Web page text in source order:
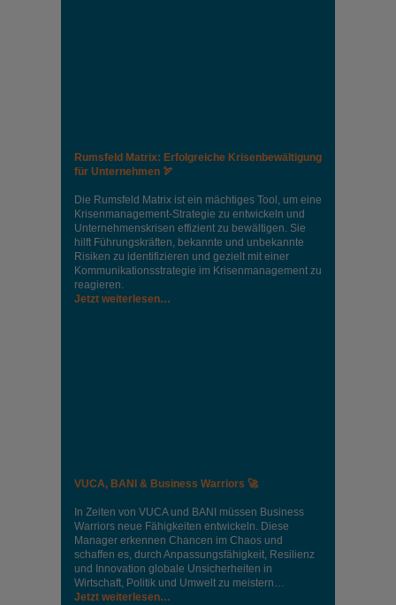
Rumsfeld Matrix: Erfolgreiche Krisenbewältigung
für Unternehmen 🏹
Die Rumsfeld Matrix ist ein mächtiges Tool, um eine
Krisenmanagement-Strategie zu entwickeln und
Unternehmenskrisen effizient zu bewältigen. Sie
hilft Führungskräften, bekannte und unbekannte
Risiken zu identifizieren und gezielt mit einer
Kommunikationsstrategie im Krisenmanagement zu
reagieren.
Jetzt weiterlesen…
VUCA, BANI & Business Warriors 🚀
In Zeiten von VUCA und BANI müssen Business
Warriors neue Fähigkeiten entwickeln. Diese
Manager erkennen Chancen im Chaos und
schaffen es, durch Anpassungsfähigkeit, Resilienz
und Innovation globale Unsicherheiten in
Wirtschaft, Politik und Umwelt zu meistern…
Jetzt weiterlesen…